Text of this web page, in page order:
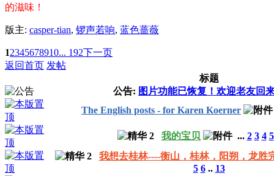
的滋味！
版主: casper-tian, 锣声若响, 蓝色蔷薇
12345678910... 192下一页
返回首页 发帖
标题
公告: 图片功能已恢复！欢迎老友回
The English posts - for Karen Koerner
我的宝贝 ... 2 3 4 5
我想去桂林----衡山，桂林，阳朔，龙胜
5 6.. 13